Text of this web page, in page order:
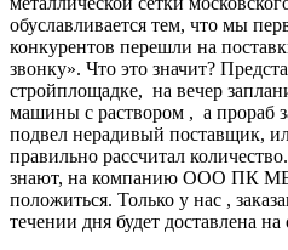
обуславливается тем, что мы
конкурентов перешли на
звонку». Что это значит?
стройплощадке, на вечер
машины с раствором , а прораб
подвел нерадивый поставщик,
правильно рассчитал
знают, на компанию ООО ПК
положиться. Только у нас ,
течении дня будет доставлена на